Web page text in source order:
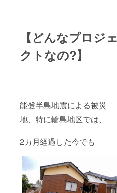
【どんなプロジェ
クトなの?】
能登半島地震による被災
地、特に輪島地区では、
2カ月経過した今でも